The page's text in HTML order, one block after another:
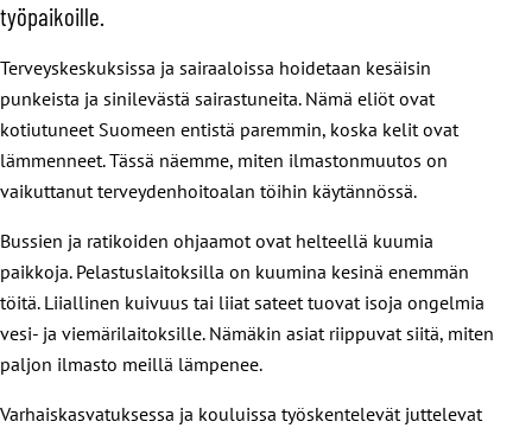
työpaikoille.
Terveyskeskuksissa ja sairaaloissa hoidetaan kesäisin
punkeista ja sinilevästä sairastuneita. Nämä eliöt ovat
kotiutuneet Suomeen entistä paremmin, koska kelit ovat
lämmenneet. Tässä näemme, miten ilmastonmuutos on
vaikuttanut terveydenhoitoalan töihin käytännössä.
Bussien ja ratikoiden ohjaamot ovat helteellä kuumia
paikkoja. Pelastuslaitoksilla on kuumina kesinä enemmän
töitä. Liiallinen kuivuus tai liiat sateet tuovat isoja ongelmia
vesi- ja viemärilaitoksille. Nämäkin asiat riippuvat siitä, miten
paljon ilmasto meillä lämpenee.
Varhaiskasvatuksessa ja kouluissa työskentelevät juttelevat